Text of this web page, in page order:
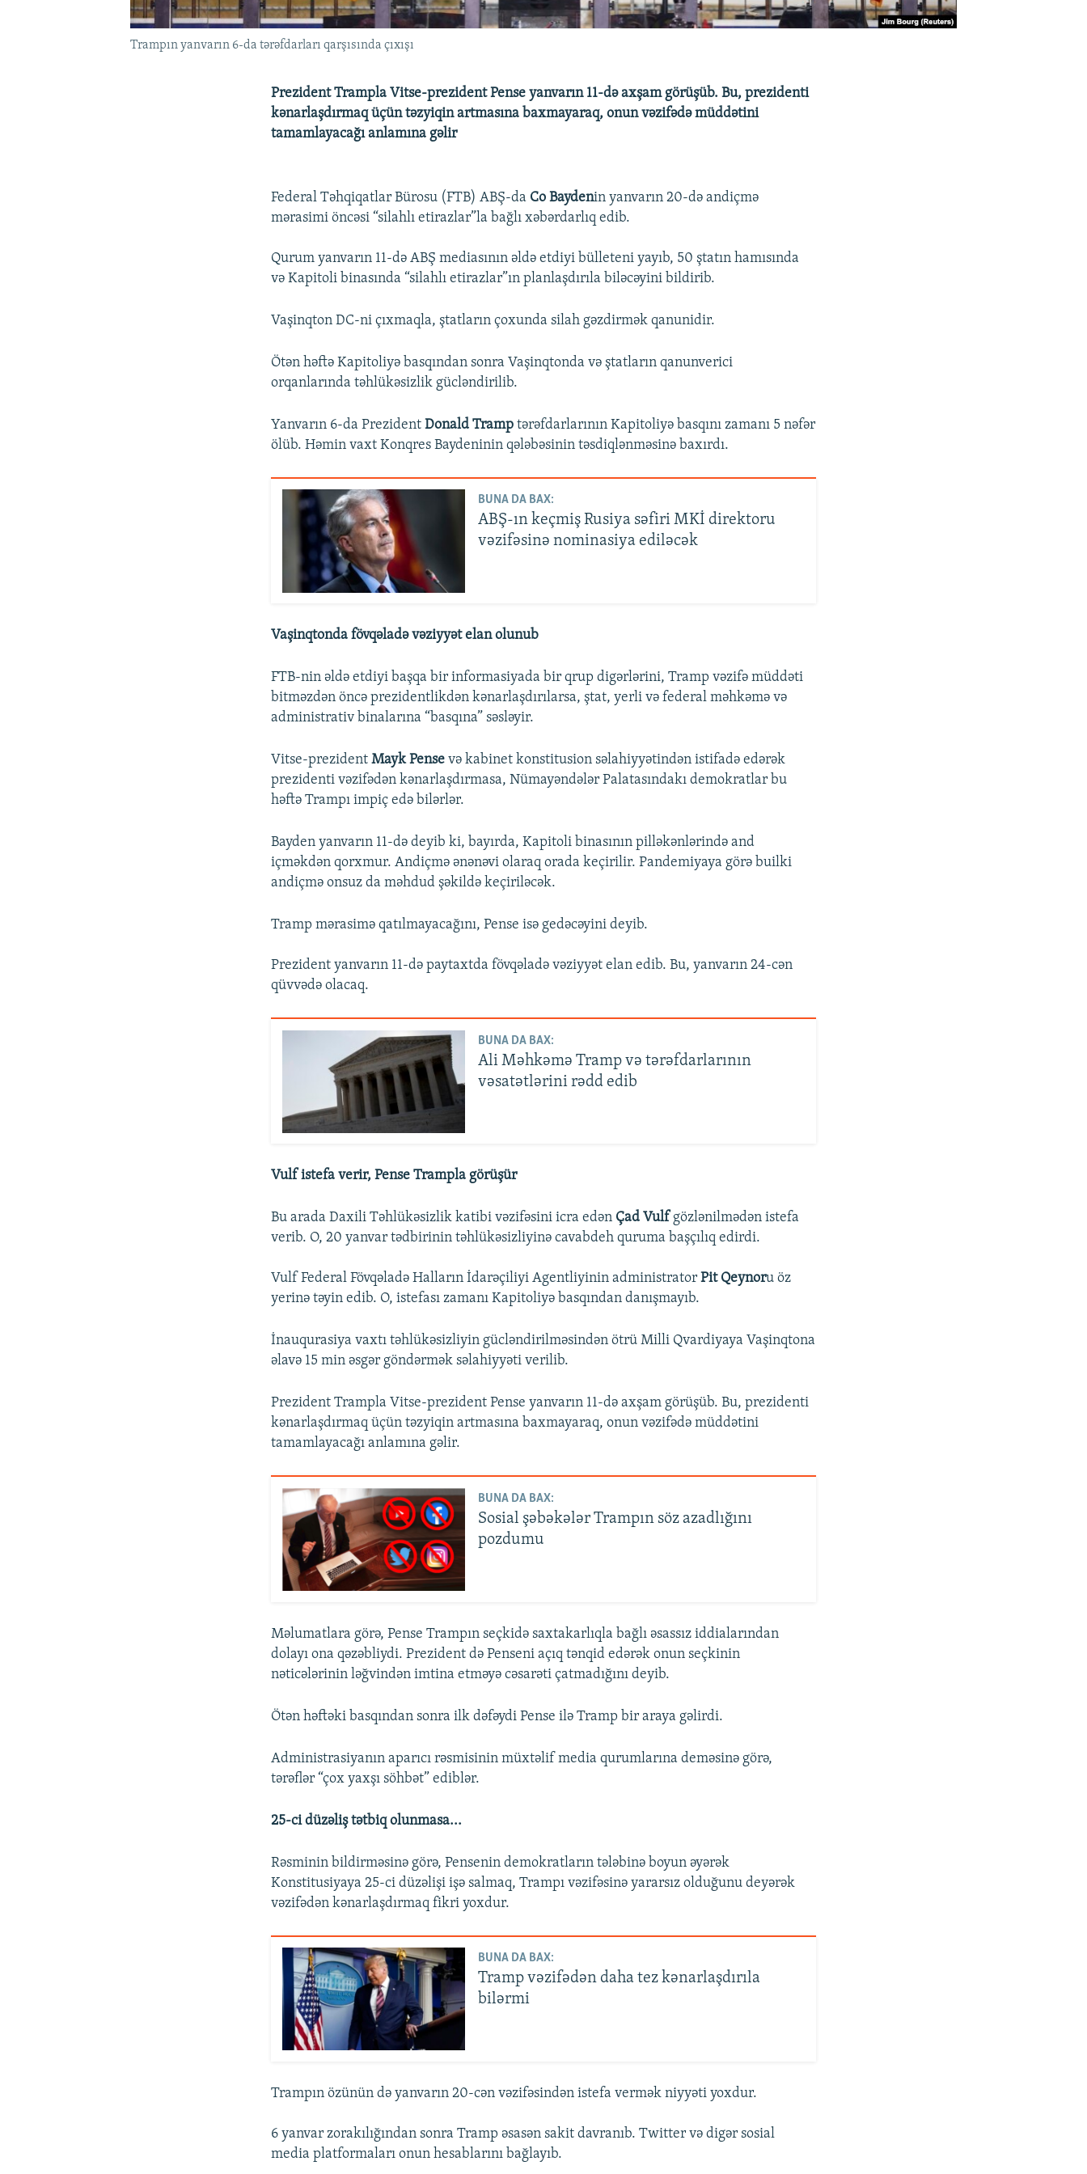
Trampın yanvarın 6-da tərəfdarları qarşısında çıxışı
Prezident Trampla Vitse-prezident Pense yanvarın 11-də axşam görüşüb. Bu, prezidenti
kənarlaşdırmaq üçün təzyiqin artmasına baxmayaraq, onun vəzifədə müddətini
tamamlayacağı anlamına gəlir
Federal Təhqiqatlar Bürosu (FTB) ABŞ-da Co Baydenin yanvarın 20-də andiçmə
mərasimi öncəsi “silahlı etirazlar”la bağlı xəbərdarlıq edib.
Qurum yanvarın 11-də ABŞ mediasının əldə etdiyi bülleteni yayıb, 50 ştatın hamısında
və Kapitoli binasında “silahlı etirazlar”ın planlaşdırıla biləcəyini bildirib.
Vaşinqton DC-ni çıxmaqla, ştatların çoxunda silah gəzdirmək qanunidir.
Ötən həftə Kapitoliyə basqından sonra Vaşinqtonda və ştatların qanunverici
orqanlarında təhlükəsizlik gücləndirilib.
Yanvarın 6-da PrezidentDonald Tramp tərəfdarlarının Kapitoliyə basqını zamanı 5 nəfər
ölüb. Həmin vaxt Konqres Baydeninin qələbəsinin təsdiqlənməsinə baxırdı.
BUNA DA BAX:
ABŞ-ın keçmiş Rusiya səfiri MKİ direktoru
vəzifəsinə nominasiya ediləcək
Vaşinqtonda fövqəladə vəziyyət elan olunub
FTB-nin əldə etdiyi başqa bir informasiyada bir qrup digərlərini, Tramp vəzifə müddəti
bitməzdən öncə prezidentlikdən kənarlaşdırılarsa, ştat, yerli və federal məhkəmə və
administrativ binalarına “basqına” səsləyir.
Vitse-prezidentMayk Pense və kabinet konstitusion səlahiyyətindən istifadə edərək
prezidenti vəzifədən kənarlaşdırmasa, Nümayəndələr Palatasındakı demokratlar bu
həftə Trampı impiç edə bilərlər.
Bayden yanvarın 11-də deyib ki, bayırda, Kapitoli binasının pilləkənlərində and
içməkdən qorxmur. Andiçmə ənənəvi olaraq orada keçirilir. Pandemiyaya görə builki
andiçmə onsuz da məhdud şəkildə keçiriləcək.
Tramp mərasimə qatılmayacağını, Pense isə gedəcəyini deyib.
Prezident yanvarın 11-də paytaxtda fövqəladə vəziyyət elan edib. Bu, yanvarın 24-cən
qüvvədə olacaq.
BUNA DA BAX:
Ali Məhkəmə Tramp və tərəfdarlarının
vəsatətlərini rədd edib
Vulf istefa verir, Pense Trampla görüşür
Bu arada Daxili Təhlükəsizlik katibi vəzifəsini icra edən Çad Vulf gözlənilmədən istefa
verib. O, 20 yanvar tədbirinin təhlükəsizliyinə cavabdeh quruma başçılıq edirdi.
Vulf Federal Fövqəladə Halların İdarəçiliyi Agentliyinin administratorPit Qeynoru öz
yerinə təyin edib. O, istefası zamanı Kapitoliyə basqından danışmayıb.
İnauqurasiya vaxtı təhlükəsizliyin gücləndirilməsindən ötrü Milli Qvardiyaya Vaşinqtona
əlavə 15 min əsgər göndərmək səlahiyyəti verilib.
Prezident Trampla Vitse-prezident Pense yanvarın 11-də axşam görüşüb. Bu, prezidenti
kənarlaşdırmaq üçün təzyiqin artmasına baxmayaraq, onun vəzifədə müddətini
tamamlayacağı anlamına gəlir.
BUNA DA BAX:
Sosial şəbəkələr Trampın söz azadlığını
pozdumu
Məlumatlara görə, Pense Trampın seçkidə saxtakarlıqla bağlı əsassız iddialarından
dolayı ona qəzəbliydi. Prezident də Penseni açıq tənqid edərək onun seçkinin
nəticələrinin ləğvindən imtina etməyə cəsarəti çatmadığını deyib.
Ötən həftəki basqından sonra ilk dəfəydi Pense ilə Tramp bir araya gəlirdi.
Administrasiyanın aparıcı rəsmisinin müxtəlif media qurumlarına deməsinə görə,
tərəflər “çox yaxşı söhbət” ediblər.
25-ci düzəliş tətbiq olunmasa...
Rəsminin bildirməsinə görə, Pensenin demokratların tələbinə boyun əyərək
Konstitusiyaya 25-ci düzəlişi işə salmaq, Trampı vəzifəsinə yararsız olduğunu deyərək
vəzifədən kənarlaşdırmaq fikri yoxdur.
BUNA DA BAX:
Tramp vəzifədən daha tez kənarlaşdırıla
bilərmi
Trampın özünün də yanvarın 20-cən vəzifəsindən istefa vermək niyyəti yoxdur.
6 yanvar zorakılığından sonra Tramp əsasən sakit davranıb. Twitter və digər sosial
media platformaları onun hesablarını bağlayıb.